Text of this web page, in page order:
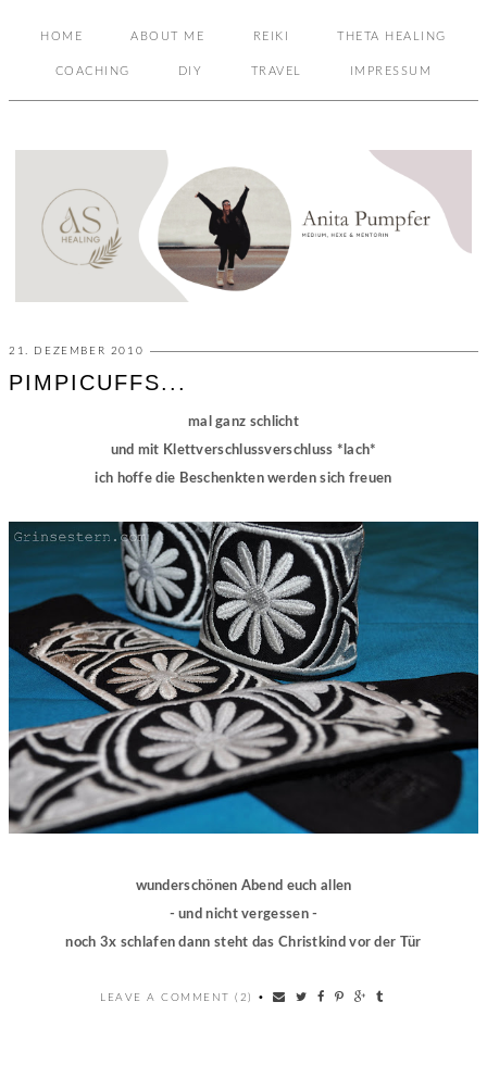
HOME ABOUT ME REIKI THETA HEALING
COACHING DIY TRAVEL IMPRESSUM
21. DEZEMBER 2010
PIMPICUFFS...
mal ganz schlicht
und mit Klettverschlussverschluss *lach*
ich hoffe die Beschenkten werden sich freuen
wunderschönen Abend euch allen
- und nicht vergessen -
noch 3x schlafen dann steht das Christkind vor der Tür
LEAVE A COMMENT (2) •